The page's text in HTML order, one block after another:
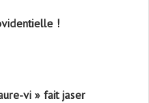
!
vi » fait jaser